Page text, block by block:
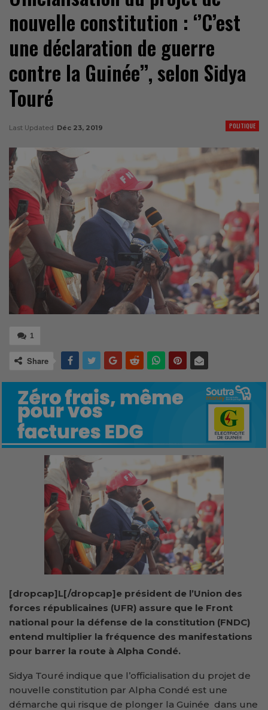
nouvelle constitution : ‘’C’est
une déclaration de guerre
contre la Guinée’’, selon Sidya
Touré
POLITIQUE
Last Updated Déc 23, 2019
1
Share
[dropcap]L[/dropcap]e président de l’Union des
forces républicaines (UFR) assure que le Front
national pour la défense de la constitution (FNDC)
entend multiplier la fréquence des manifestations
pour barrer la route à Alpha Condé.
Sidya Touré indique que l’officialisation du projet de
nouvelle constitution par Alpha Condé est une
démarche qui risque de plonger la Guinée dans une